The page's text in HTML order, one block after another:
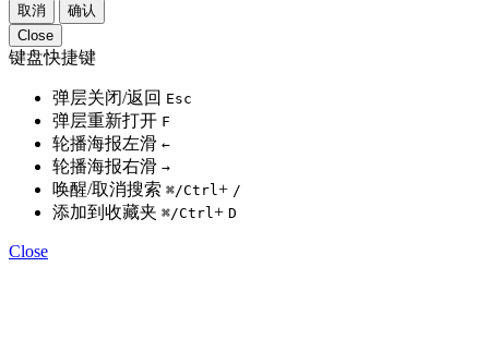
取消
确认
Close
键盘快捷键
弹层关闭/返回 Esc
弹层重新打开 F
轮播海报左滑 ←
轮播海报右滑 →
唤醒/取消搜索 ⌘/Ctrl + /
添加到收藏夹 ⌘/Ctrl + D
Close